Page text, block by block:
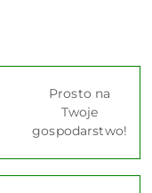
Prosto na
Twoje
gospodarstwo!